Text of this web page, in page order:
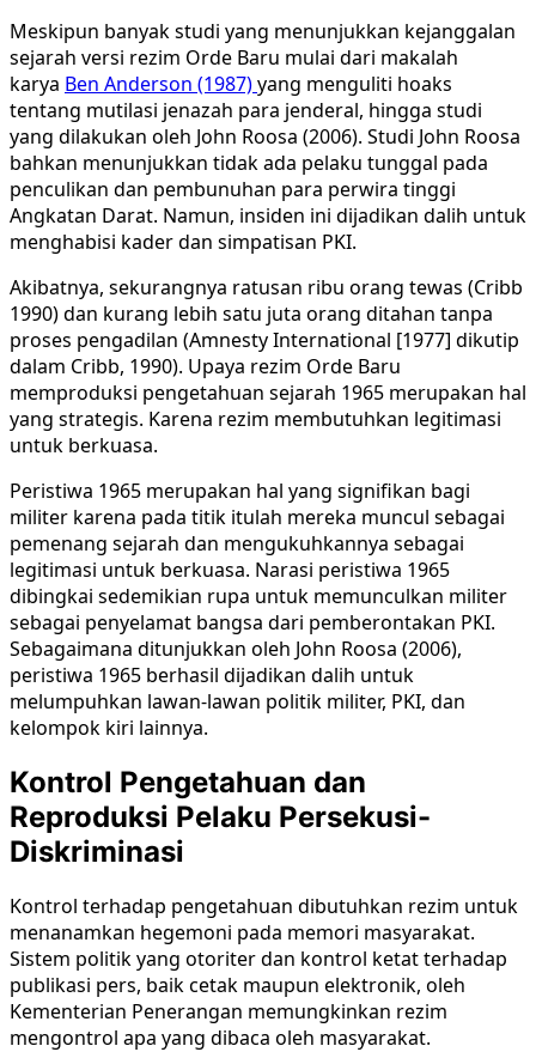
Meskipun banyak studi yang menunjukkan kejanggalan
sejarah versi rezim Orde Baru mulai dari makalah
karya Ben Anderson (1987)yang menguliti hoaks
tentang mutilasi jenazah para jenderal, hingga studi
yang dilakukan oleh John Roosa (2006). Studi John Roosa
bahkan menunjukkan tidak ada pelaku tunggal pada
penculikan dan pembunuhan para perwira tinggi
Angkatan Darat. Namun, insiden ini dijadikan dalih untuk
menghabisi kader dan simpatisan PKI.
Akibatnya, sekurangnya ratusan ribu orang tewas (Cribb
1990) dan kurang lebih satu juta orang ditahan tanpa
proses pengadilan (Amnesty International [1977] dikutip
dalam Cribb, 1990). Upaya rezim Orde Baru
memproduksi pengetahuan sejarah 1965 merupakan hal
yang strategis. Karena rezim membutuhkan legitimasi
untuk berkuasa.
Peristiwa 1965 merupakan hal yang signifikan bagi
militer karena pada titik itulah mereka muncul sebagai
pemenang sejarah dan mengukuhkannya sebagai
legitimasi untuk berkuasa. Narasi peristiwa 1965
dibingkai sedemikian rupa untuk memunculkan militer
sebagai penyelamat bangsa dari pemberontakan PKI.
Sebagaimana ditunjukkan oleh John Roosa (2006),
peristiwa 1965 berhasil dijadikan dalih untuk
melumpuhkan lawan-lawan politik militer, PKI, dan
kelompok kiri lainnya.
Kontrol Pengetahuan dan
Reproduksi Pelaku Persekusi-
Diskriminasi
Kontrol terhadap pengetahuan dibutuhkan rezim untuk
menanamkan hegemoni pada memori masyarakat.
Sistem politik yang otoriter dan kontrol ketat terhadap
publikasi pers, baik cetak maupun elektronik, oleh
Kementerian Penerangan memungkinkan rezim
mengontrol apa yang dibaca oleh masyarakat.